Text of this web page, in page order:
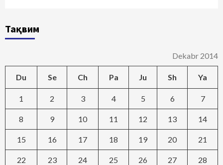
Тақвим
Dekabr 2014
Du Se Ch Pa Ju Sh Ya
1 2 3 4 5 6 7
8 9 10 11 12 13 14
15 16 17 18 19 20 21
22 23 24 25 26 27 28